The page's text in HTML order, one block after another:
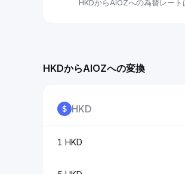
HKDからAIOZへの為替レー
HKDからAIOZへの変換
HKD
1 HKD